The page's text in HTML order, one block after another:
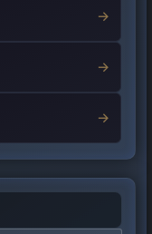
→
→
→